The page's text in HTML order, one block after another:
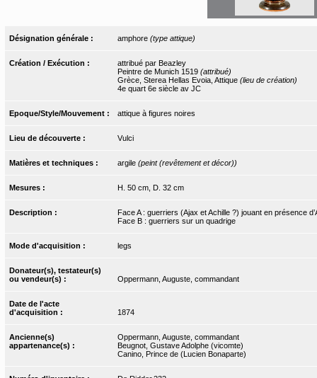
Désignation générale : amphore (type attique)
Création / Exécution :
attribué par Beazley
Peintre de Munich 1519 (attribué)
Grèce, Sterea Hellas Evoia, Attique (lieu de création)
4e quart 6e siècle av JC
Epoque/Style/Mouvement : attique à figures noires
Lieu de découverte : Vulci
Matières et techniques : argile (peint (revêtement et décor))
Mesures : H. 50 cm, D. 32 cm
Description :
Face A : guerriers (Ajax et Achille ?) jouant en présence
Face B : guerriers sur un quadrige
Mode d'acquisition : legs
Donateur(s), testateur(s)
ou vendeur(s) :
Oppermann, Auguste, commandant
Date de l'acte
d'acquisition :
1874
Ancienne(s)
appartenance(s) :
Oppermann, Auguste, commandant
Beugnot, Gustave Adolphe (vicomte)
Canino, Prince de (Lucien Bonaparte)